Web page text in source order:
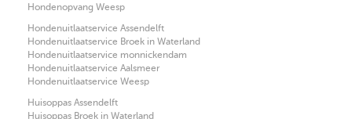
Hondenopvang Weesp
Hondenuitlaatservice Assendelft
Hondenuitlaatservice Broek in Waterland
Hondenuitlaatservice monnickendam
Hondenuitlaatservice Aalsmeer
Hondenuitlaatservice Weesp
Huisoppas Assendelft
Huisoppas Broek in Waterland